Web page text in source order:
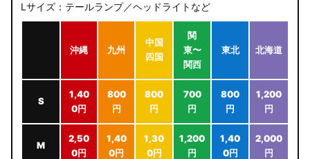
Lサイズ：テールランプ／ヘッドライトなど
沖縄 九州
中国
四国
関
東〜
関西
東北 北海道
S
1,40
0円
800
円
800
円
700
円
800
円
1,200
円
M
2,50
0円
1,40
0円
1,30
0円
1,200
円
1,40
0円
2,000
円